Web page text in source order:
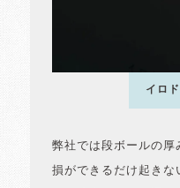
イロ
弊社では段ボールの厚
損ができるだけ起きな